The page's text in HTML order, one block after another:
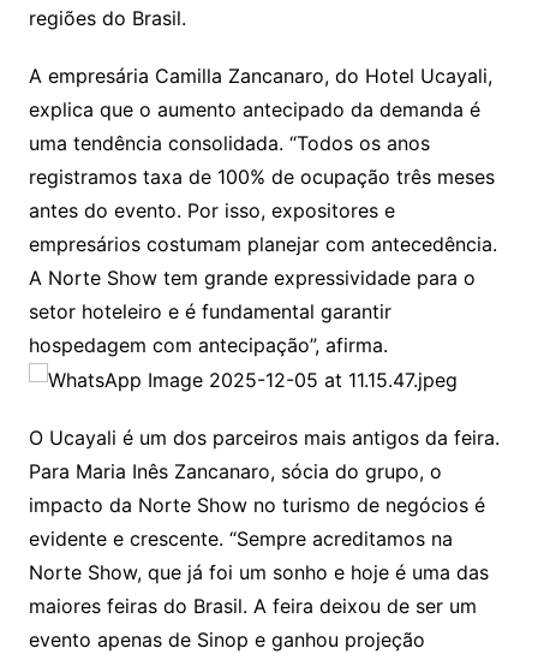
regiões do Brasil.
A empresária Camilla Zancanaro, do Hotel Ucayali,
explica que o aumento antecipado da demanda é
uma tendência consolidada. “Todos os anos
registramos taxa de 100% de ocupação três meses
antes do evento. Por isso, expositores e
empresários costumam planejar com antecedência.
A Norte Show tem grande expressividade para o
setor hoteleiro e é fundamental garantir
hospedagem com antecipação”, afirma.
O Ucayali é um dos parceiros mais antigos da feira.
Para Maria Inês Zancanaro, sócia do grupo, o
impacto da Norte Show no turismo de negócios é
evidente e crescente. “Sempre acreditamos na
Norte Show, que já foi um sonho e hoje é uma das
maiores feiras do Brasil. A feira deixou de ser um
evento apenas de Sinop e ganhou projeção